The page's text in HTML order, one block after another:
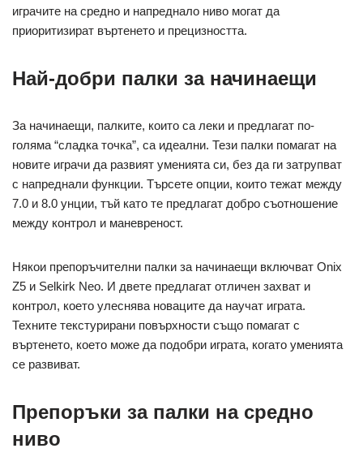
играчите на средно и напреднало ниво могат да
приоритизират въртенето и прецизността.
Най-добри палки за начинаещи
За начинаещи, палките, които са леки и предлагат по-
голяма “сладка точка”, са идеални. Тези палки помагат на
новите играчи да развият уменията си, без да ги затрупват
с напреднали функции. Търсете опции, които тежат между
7.0 и 8.0 унции, тъй като те предлагат добро съотношение
между контрол и маневреност.
Някои препоръчителни палки за начинаещи включват Onix
Z5 и Selkirk Neo. И двете предлагат отличен захват и
контрол, което улеснява новаците да научат играта.
Техните текстурирани повърхности също помагат с
въртенето, което може да подобри играта, когато уменията
се развиват.
Препоръки за палки на средно
ниво